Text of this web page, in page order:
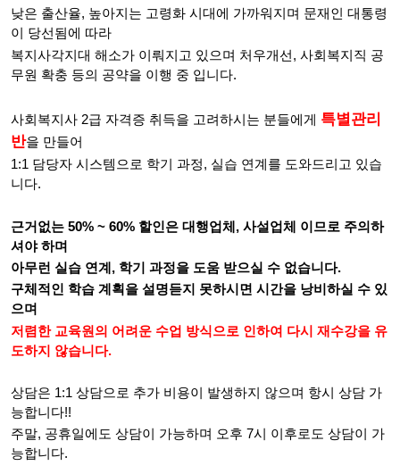
낮은 출산율, 높아지는 고령화 시대에 가까워지며 문재인 대통령
이 당선됨에 따라
복지사각지대 해소가 이뤄지고 있으며 처우개선, 사회복지직 공
무원 확충 등의 공약을 이행 중 입니다.
사회복지사 2급 자격증 취득을 고려하시는 분들에게 특별관리
반을 만들어
1:1 담당자 시스템으로 학기 과정, 실습 연계를 도와드리고 있습
니다.
근거없는 50% ~ 60% 할인은 대행업체, 사설업체 이므로 주의하
셔야 하며
아무런 실습 연계, 학기 과정을 도움 받으실 수 없습니다.
구체적인 학습 계획을 설명듣지 못하시면 시간을 낭비하실 수 있
으며
저렴한 교육원의 어려운 수업 방식으로 인하여 다시 재수강을 유
도하지 않습니다.
상담은 1:1 상담으로 추가 비용이 발생하지 않으며 항시 상담 가
능합니다!!
주말, 공휴일에도 상담이 가능하며 오후 7시 이후로도 상담이 가
능합니다.